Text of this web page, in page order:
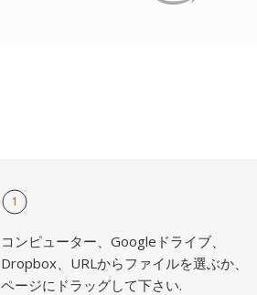
1
コンピューター、Googleドライブ、
Dropbox、URLからファイルを選ぶか、
ページにドラッグして下さい.